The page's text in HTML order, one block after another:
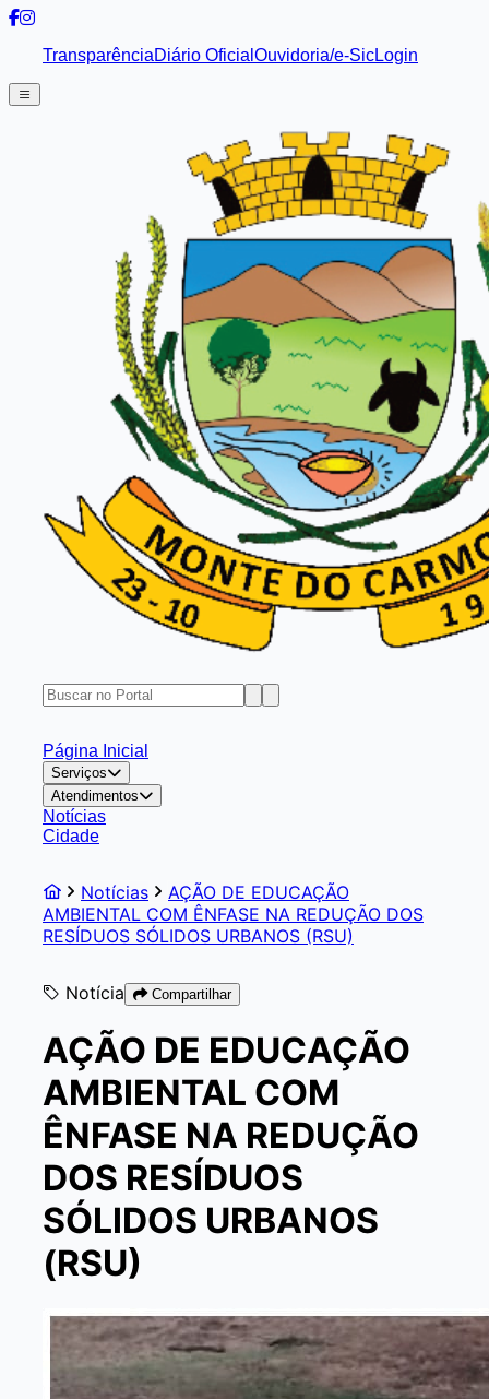
TransparênciaDiário Oficial Ouvidoria/e-SicLogin
Página Inicial
Serviços
Atendimentos
Notícias
Cidade
Notícias
AÇÃO DE EDUCAÇÃO
AMBIENTAL COM ÊNFASE NA REDUÇÃO DOS
RESÍDUOS SÓLIDOS URBANOS (RSU)
Notícia Compartilhar
AÇÃO DE EDUCAÇÃO
AMBIENTAL COM
ÊNFASE NA REDUÇÃO
DOS RESÍDUOS
SÓLIDOS URBANOS
(RSU)